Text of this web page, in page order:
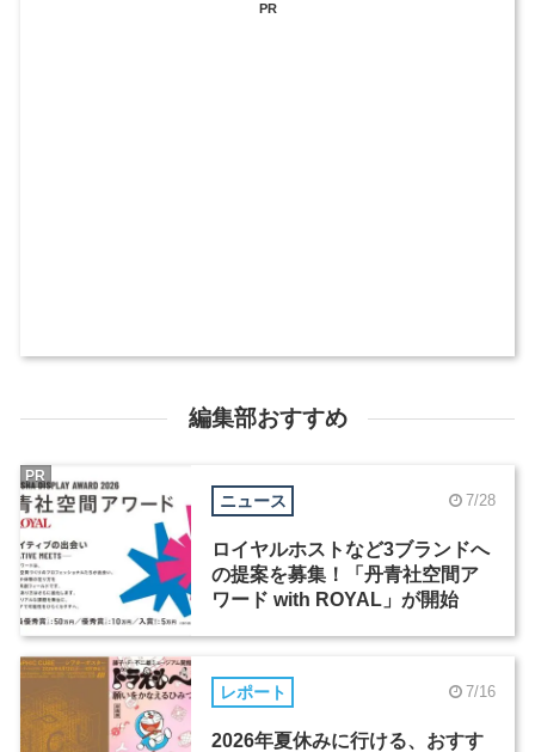
PR
編集部おすすめ
ニュース 7/28
ロイヤルホストなど3ブランドへ
の提案を募集！「丹青社空間ア
ワード with ROYAL」が開始
PR
レポート 7/16
2026年夏休みに行ける、おすす